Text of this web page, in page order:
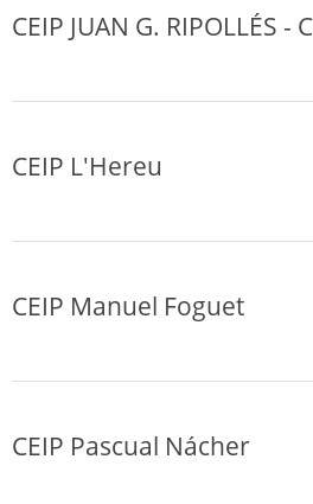
CEIP JUAN G. RIPOLLÉS -
CEIP L'Hereu
CEIP Manuel Foguet
CEIP Pascual Nácher